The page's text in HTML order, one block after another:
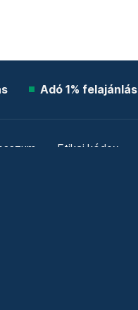
Adó 1% felajánlás
Etikai kódex